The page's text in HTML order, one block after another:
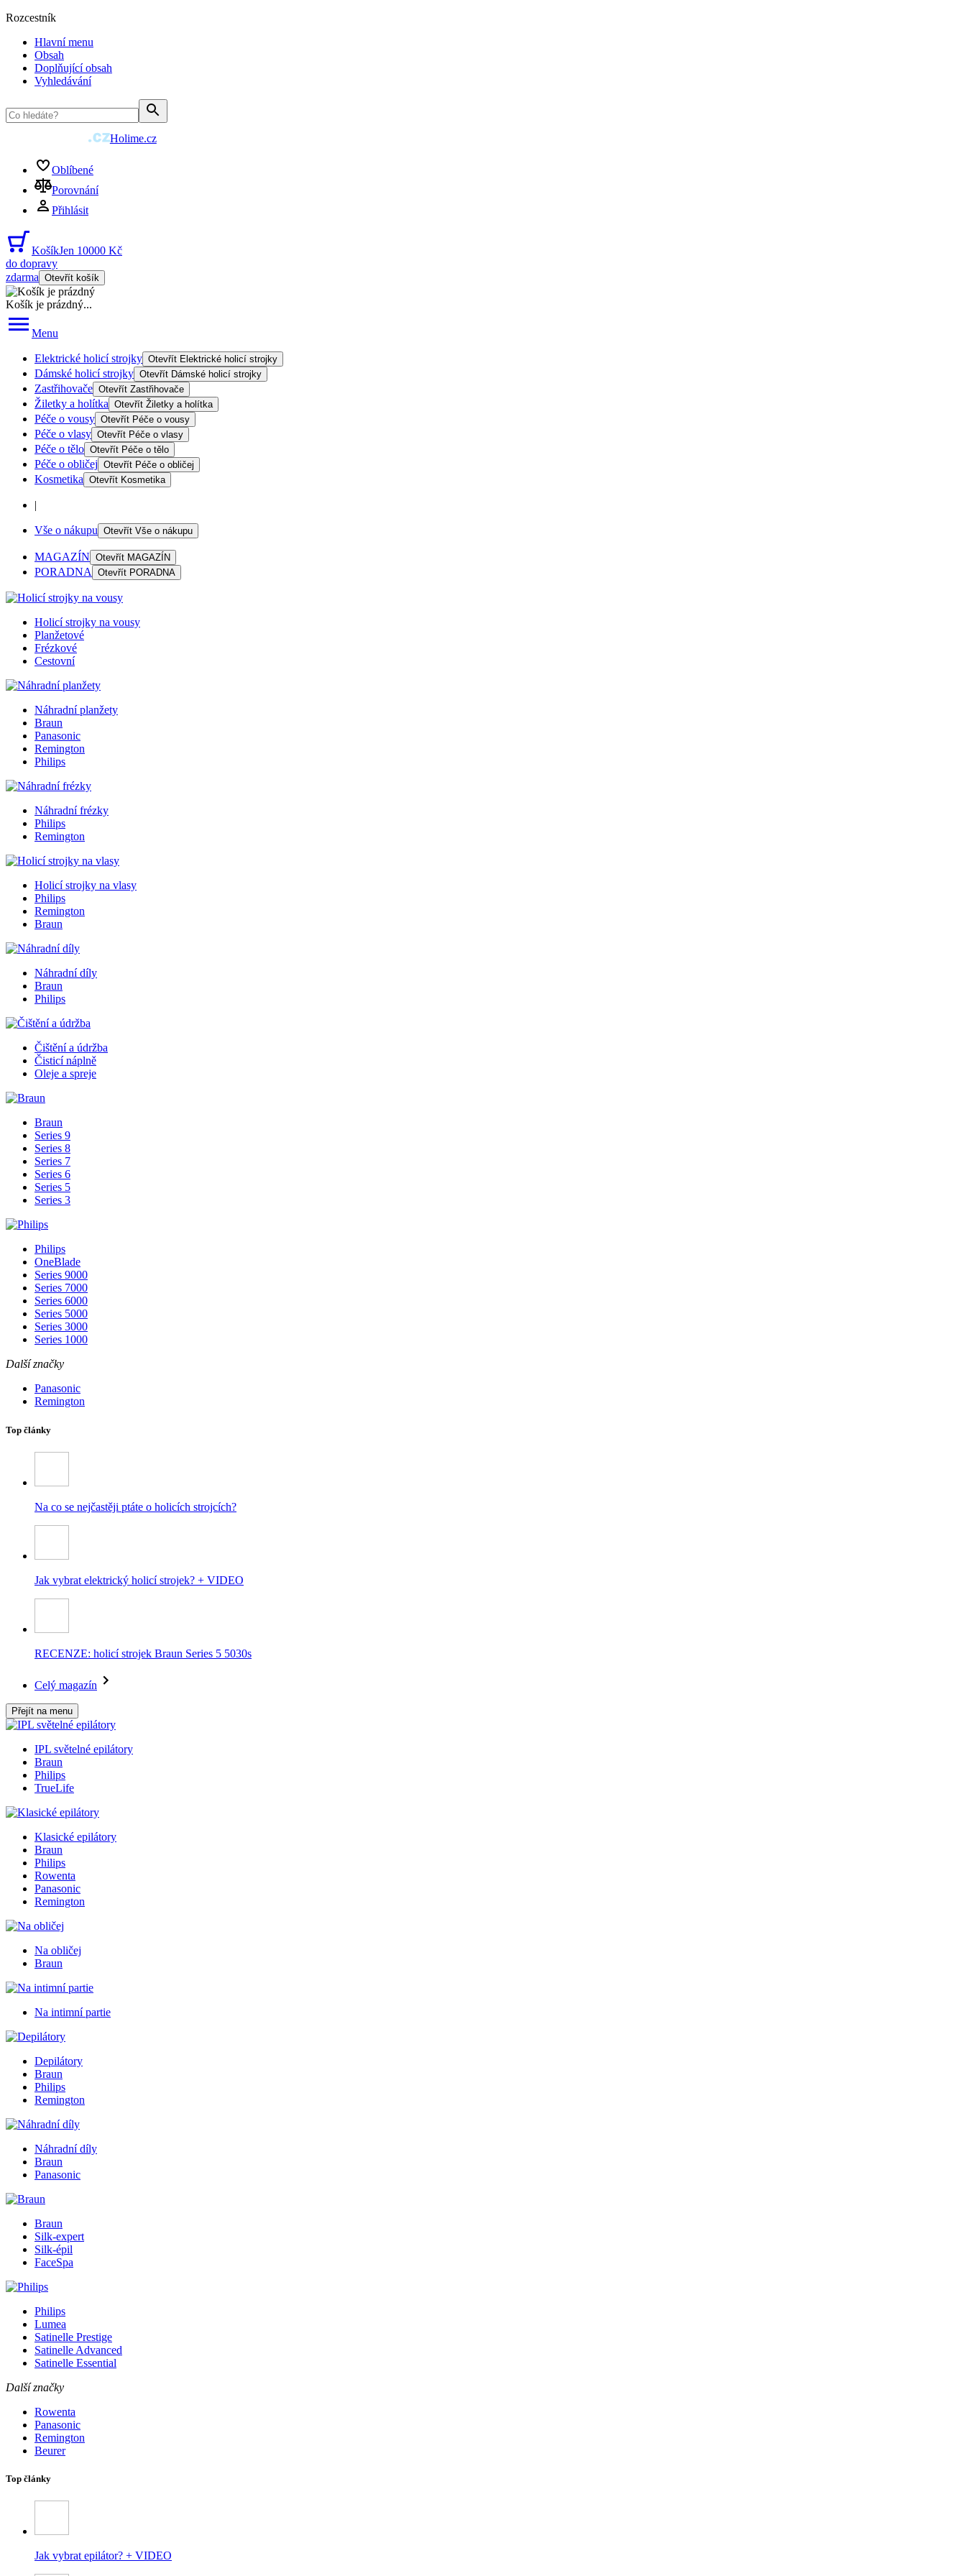
Rozcestník
Hlavní menu
Obsah
Doplňující obsah
Vyhledávání
Holime.cz
Oblíbené
Porovnání
Přihlásit
KošíkJen 10000 Kč
do dopravy
zdarma Otevřít košík
Košík je prázdný...
Menu
Elektrické holicí strojky Otevřít Elektrické holicí strojky
Dámské holicí strojky Otevřít Dámské holicí strojky
Zastřihovače Otevřít Zastřihovače
Žiletky a holítka Otevřít Žiletky a holítka
Péče o vousy Otevřít Péče o vousy
Péče o vlasy Otevřít Péče o vlasy
Péče o tělo Otevřít Péče o tělo
Péče o obličej Otevřít Péče o obličej
Kosmetika Otevřít Kosmetika
|
Vše o nákupu Otevřít Vše o nákupu
MAGAZÍN Otevřít MAGAZÍN
PORADNA Otevřít PORADNA
Holicí strojky na vousy
Planžetové
Frézkové
Cestovní
Náhradní planžety
Braun
Panasonic
Remington
Philips
Náhradní frézky
Philips
Remington
Holicí strojky na vlasy
Philips
Remington
Braun
Náhradní díly
Braun
Philips
Čištění a údržba
Čisticí náplně
Oleje a spreje
Braun
Series 9
Series 8
Series 7
Series 6
Series 5
Series 3
Philips
OneBlade
Series 9000
Series 7000
Series 6000
Series 5000
Series 3000
Series 1000
Další značky
Panasonic
Remington
Top články
Na co se nejčastěji ptáte o holicích strojcích?
Jak vybrat elektrický holicí strojek? + VIDEO
RECENZE: holicí strojek Braun Series 5 5030s
Celý magazín
Přejít na menu
IPL světelné epilátory
Braun
Philips
TrueLife
Klasické epilátory
Braun
Philips
Rowenta
Panasonic
Remington
Na obličej
Braun
Na intimní partie
Depilátory
Braun
Philips
Remington
Náhradní díly
Braun
Panasonic
Braun
Silk-expert
Silk-épil
FaceSpa
Philips
Lumea
Satinelle Prestige
Satinelle Advanced
Satinelle Essential
Další značky
Rowenta
Panasonic
Remington
Beurer
Top články
Jak vybrat epilátor? + VIDEO